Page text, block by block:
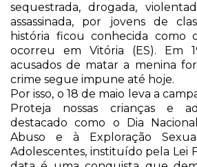
sequestrada, drogada,
assassinada, por jovens de
história ficou conhecida como
ocorreu em Vitória (ES). Em
acusados de matar a menina
crime segue impune até hoje.
Por isso, o 18 de maio leva a
Proteja nossas crianças e
destacado como o Dia
Abuso e à Exploração
Adolescentes, instituído pela Lei